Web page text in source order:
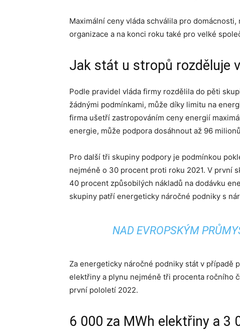
Maximální ceny vláda schválila pro
organizace a na konci roku také pro velké
Jak stát u stropů rozděluje
Podle pravidel vláda firmy rozdělila do pěti
žádnými podmínkami, může díky limitu na
firma ušetří zastropováním ceny energií
energie, může podpora dosáhnout až 96
Pro další tři skupiny podpory je podmínkou
nejméně o 30 procent proti roku 2021. V první
40 procent způsobilých nákladů na dodávku
skupiny patří energeticky náročné podniky s
NAD EVROPSKÝM
Za energeticky náročné podniky stát v případě
elektřiny a plynu nejméně tři procenta ročního
první pololetí 2022.
6 000 za MWh elektřiny a 3